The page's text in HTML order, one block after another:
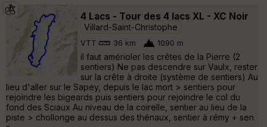
4 Lacs - Tour des 4 lacs XL - XC Noir
Villard-Saint-Christophe
VTT 36 km 1090 m
il faut amérioler les crêtes de la Pierre (2
sentiers) Ne pas descendre sur Vaulx, rester
sur la crête à droite (système de sentiers) Au
lieu d'aller sur le Sapey, depuis le lac mort > sentiers pour
rejoindre les bigeards puis sentiers pour rejoindre le col du
fond des Sciaux Au niveau de la coirelle, sentier au lieu de la
piste > chollonge au dessus des thénaux, sentier à rémy + sen